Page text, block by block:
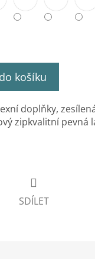
košíku
doplňky,
zipkvalitní pevná
SDÍLET